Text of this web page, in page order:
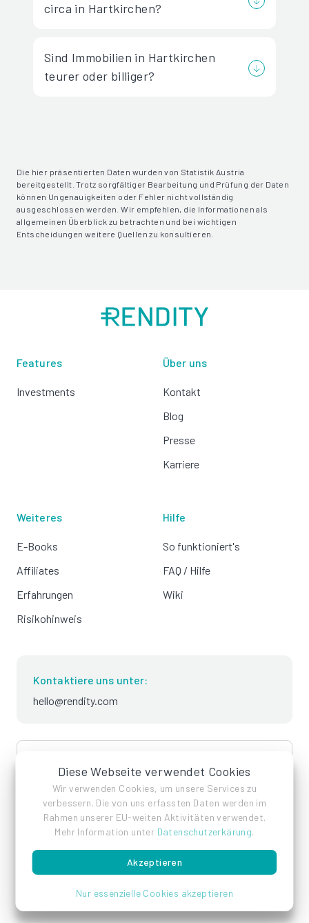
Diese Webseite verwendet Cookies
Wir verwenden Cookies, um unsere Services zu
verbessern. Die von uns erfassten Daten werden im
Rahmen unserer EU-weiten Aktivitäten verwendet.
Mehr Information unter Datenschutzerkärung.
Akzeptieren
Nur essenzielle Cookies akzeptieren
circa in Hartkirchen?
Sind Immobilien in Hartkirchen
teurer oder billiger?
Die hier präsentierten Daten wurden von Statistik Austria
bereitgestellt. Trotz sorgfältiger Bearbeitung und Prüfung der Daten
können Ungenauigkeiten oder Fehler nicht vollständig
ausgeschlossen werden. Wir empfehlen, die Informationen als
allgemeinen Überblick zu betrachten und bei wichtigen
Entscheidungen weitere Quellen zu konsultieren.
Features
Investments
Über uns
Kontakt
Blog
Presse
Karriere
Weiteres
E-Books
Affiliates
Erfahrungen
Risikohinweis
Hilfe
So funktioniert's
FAQ / Hilfe
Wiki
Kontaktiere uns unter:
hello@rendity.com
language
ImpressumDatenschutzAGB